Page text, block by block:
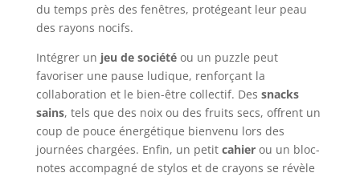
du temps près des fenêtres, protégeant leur peau
des rayons nocifs.
Intégrer un jeu de sociétéou un puzzle peut
favoriser une pause ludique, renforçant la
collaboration et le bien-être collectif. Des snacks
sains, tels que des noix ou des fruits secs, offrent un
coup de pouce énergétique bienvenu lors des
journées chargées. Enfin, un petit cahierou un bloc-
notes accompagné de stylos et de crayons se révèle